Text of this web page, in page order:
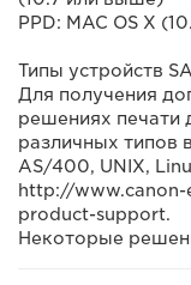
PPD: MAC OS X
Типы устройств
Для получения
решениях печати
различных типов
AS/400, UNIX,
http://
product-support.
Некоторые